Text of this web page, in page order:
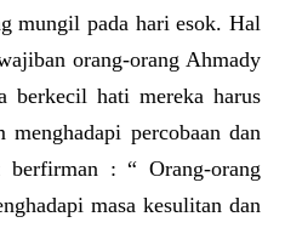
mungil pada hari esok. Hal
orang-orang Ahmady
berkecil hati mereka harus
percobaan dan
: “ Orang-orang
masa kesulitan dan